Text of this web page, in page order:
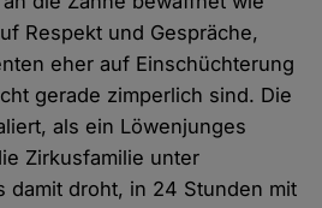
Respekt und Gespräche,
eher auf Einschüchterung
gerade zimperlich sind. Die
als ein Löwenjunges
Zirkusfamilie unter
damit droht, in 24 Stunden mit